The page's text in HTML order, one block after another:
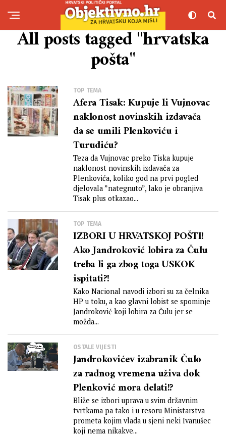
All posts tagged "hrvatska
pošta"
TOP TEMA
Afera Tisak: Kupuje li Vujnovac
naklonost novinskih izdavača
da se umili Plenkoviću i
Turudiću?
Teza da Vujnovac preko Tiska kupuje
naklonost novinskih izdavača za
Plenkovića, koliko god na prvi pogled
djelovala ”nategnuto”, lako je obranjiva
Tisak plus otkazao...
TOP TEMA
IZBORI U HRVATSKOJ POŠTI!
Ako Jandroković lobira za Čulu
treba li ga zbog toga USKOK
ispitati?!
Kako Nacional navodi izbori su za čelnika
HP u toku, a kao glavni lobist se spominje
Jandroković koji lobira za Čulu jer se
možda...
OSTALE VIJESTI
Jandrokovićev izabranik Čulo
za radnog vremena uživa dok
Plenković mora delati!?
Bliže se izbori uprava u svim državnim
tvrtkama pa tako i u resoru Ministarstva
prometa kojim vlada u sjeni neki Ivanušec
koji nema nikakve...